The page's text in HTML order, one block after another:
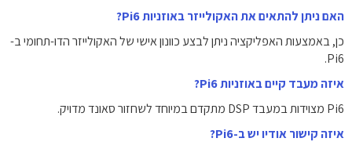
האם ניתן להתאים את האקולייזר באוזניות Pi6?
כן, באמצעות האפליקציה ניתן לבצע כוונון אישי של האקולייזר הדו-תחומי ב-
Pi6.
איזה מעבד קיים באוזניות Pi6?
Pi6 מצוידות במעבד DSP מתקדם במיוחד לשחזור סאונד מדויק.
איזה קישור אודיו יש ב-Pi6?